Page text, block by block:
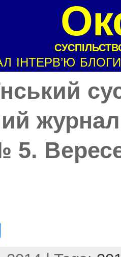
ІНТЕРВ’Ю БЛОГИ
5.